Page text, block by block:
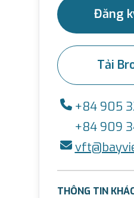
Đăng
Tải
+84 905
+84 909
THÔNG TIN